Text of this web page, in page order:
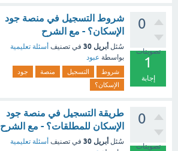
0
تصويتات
1
إجابة
شروط التسجيل في منصة جود
الإسكان؟ - مع الشرح
سُئل أبريل 30 في تصنيف أسئلة تعليمية
بواسطة عبود
شروط التسجيل منصة
جود
الإسكان؟
0
تصويتات
طريقة التسجيل في منصة جود
الإسكان للمطلقات؟ - مع الشرح
سُئل أبريل 30 في تصنيف أسئلة تعليمية